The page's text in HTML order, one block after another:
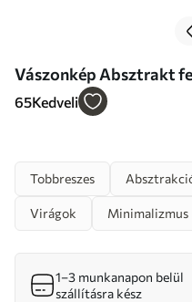
Vászonkép Absztrakt festmény utánzat
narancssárga és szürke
65Kedveli
Tobbreszes
Virágok Minimalizmus
1–3 munkanapon belül
szállításra kész